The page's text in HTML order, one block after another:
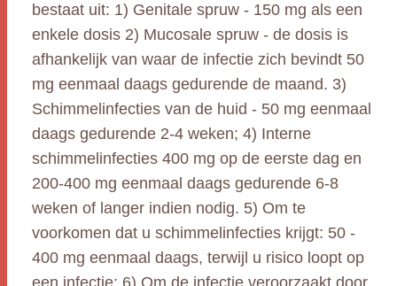
bestaat uit: 1) Genitale spruw - 150 mg als een
enkele dosis 2) Mucosale spruw - de dosis is
afhankelijk van waar de infectie zich bevindt 50
mg eenmaal daags gedurende de maand. 3)
Schimmelinfecties van de huid - 50 mg eenmaal
daags gedurende 2-4 weken; 4) Interne
schimmelinfecties 400 mg op de eerste dag en
200-400 mg eenmaal daags gedurende 6-8
weken of langer indien nodig. 5) Om te
voorkomen dat u schimmelinfecties krijgt: 50 -
400 mg eenmaal daags, terwijl u risico loopt op
een infectie; 6) Om de infectie veroorzaakt door